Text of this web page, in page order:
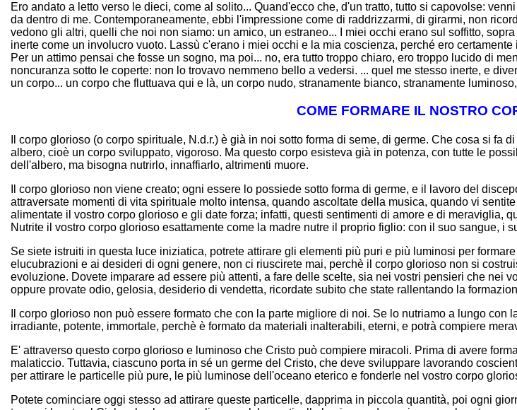
Ero andato a letto verso le dieci, come al solito... Quand'ecco che, d'un tratto, tutto si capovolse:
da dentro di me. Contemporaneamente, ebbi l'impressione come di raddrizzarmi, di girarmi, non
vedono gli altri, quelli che noi non siamo: un amico, un estraneo... I miei occhi erano sul soffitto,
inerte come un involucro vuoto. Lassù c'erano i miei occhi e la mia coscienza, perché ero
Per un attimo pensai che fosse un sogno, ma poi... no, era tutto troppo chiaro, ero troppo lucido di
noncuranza sotto le coperte: non lo trovavo nemmeno bello a vedersi. ... quel me stesso inerte, e
un corpo... un corpo che fluttuava qui e là, un corpo nudo, stranamente bianco, stranamente
COME FORMARE IL NOSTRO
Il corpo glorioso (o corpo spirituale, N.d.r.) è già in noi sotto forma di seme, di germe. Che cosa si
albero, cioè un corpo sviluppato, vigoroso. Ma questo corpo esisteva già in potenza, con tutte le
dell'albero, ma bisogna nutrirlo, innaffiarlo, altrimenti muore.
Il corpo glorioso non viene creato; ogni essere lo possiede sotto forma di germe, e il lavoro del
attraversate momenti di vita spirituale molto intensa, quando ascoltate della musica, quando vi
alimentate il vostro corpo glorioso e gli date forza; infatti, questi sentimenti di amore e di meraviglia,
Nutrite il vostro corpo glorioso esattamente come la madre nutre il proprio figlio: con il suo sangue, i
Se siete istruiti in questa luce iniziatica, potrete attirare gli elementi più puri e più luminosi per
elucubrazioni e ai desideri di ogni genere, non ci riuscirete mai, perchè il corpo glorioso non si
evoluzione. Dovete imparare ad essere più attenti, a fare delle scelte, sia nei vostri pensieri che nei
oppure provate odio, gelosia, desiderio di vendetta, ricordate subito che state rallentando la
Il corpo glorioso non può essere formato che con la parte migliore di noi. Se lo nutriamo a lungo
irradiante, potente, immortale, perchè è formato da materiali inalterabili, eterni, e potrà compiere
E' attraverso questo corpo glorioso e luminoso che Cristo può compiere miracoli. Prima di avere
malaticcio. Tuttavia, ciascuno porta in sé un germe del Cristo, che deve sviluppare lavorando
per attirare le particelle più pure, le più luminose dell'oceano eterico e fonderle nel vostro corpo
Potete cominciare oggi stesso ad attirare queste particelle, dapprima in piccola quantità, poi ogni